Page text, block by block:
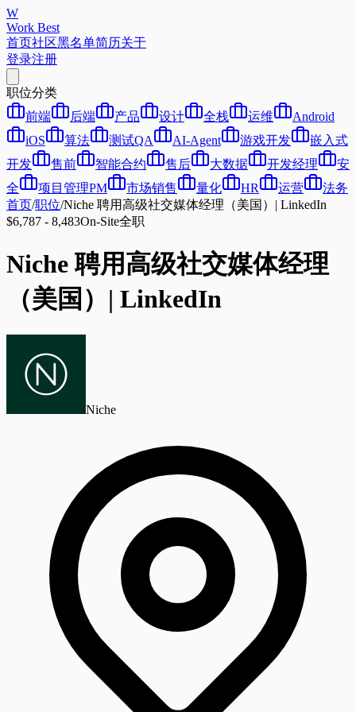
W
Work Best
首页社区黑名单简历关于
登录注册
职位分类
前端
后端 产品 设计 全栈 运维
Android
iOS
算法 测试QA AI-Agent 游戏开发
嵌入式
开发
售前 智能合约 售后 大数据 开发经理
安
全
项目管理PM 市场销售 量化 HR 运营
法务
首页/职位/Niche 聘用高级社交媒体经理（美国）| LinkedIn
$6,787 - 8,483On-Site全职
Niche 聘用高级社交媒体经理
（美国）| LinkedIn
Niche